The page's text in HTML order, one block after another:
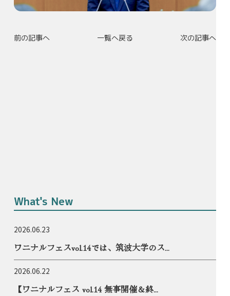
前の記事へ 一覧へ戻る 次の記事へ
What's New
2026.06.23
ワニナルフェスvol.14では、筑波大学のス...
2026.06.22
【ワニナルフェス vol.14 無事開催＆終...